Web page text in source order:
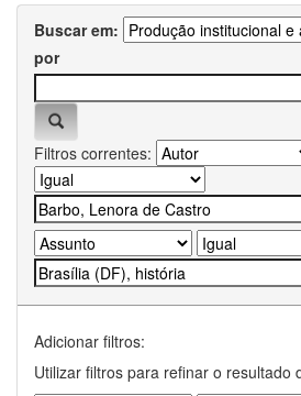
Buscar em:
por
Filtros correntes:
Adicionar filtros:
Utilizar filtros para refinar o resultado